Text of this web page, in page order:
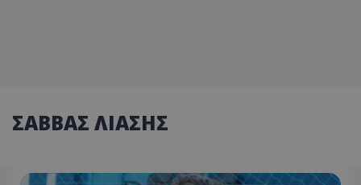
ΣΑΒΒΑΣ ΛΙΑΣΗΣ